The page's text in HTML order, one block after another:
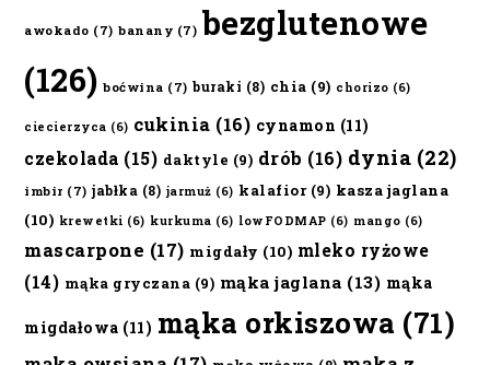
awokado (7) banany (7) bezglutenowe
(126) boćwina (7) buraki (8) chia (9) chorizo (6)
ciecierzyca (6) cukinia (16) cynamon (11)
czekolada (15) daktyle (9) drób (16) dynia (22)
imbir (7) jabłka (8) jarmuż (6) kalafior(9) kasza jaglana
(10) krewetki (6) kurkuma (6) lowFODMAP (6) mango (6)
mascarpone (17) migdały (10) mleko ryżowe
(14) mąka gryczana (9) mąka jaglana (13) mąka
migdałowa (11) mąka orkiszowa (71)